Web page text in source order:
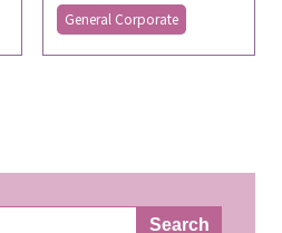
General Corporate
Search